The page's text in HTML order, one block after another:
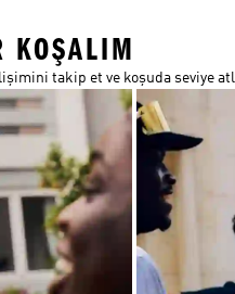
KOŞALIM
takip et ve koşuda seviye